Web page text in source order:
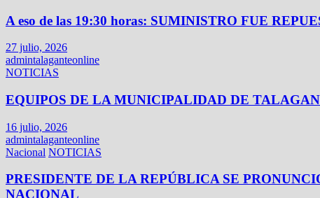
A eso de las 19:30 horas: SUMINISTRO FUE
27 julio, 2026
admintalaganteonline
NOTICIAS
EQUIPOS DE LA MUNICIPALIDAD DE
16 julio, 2026
admintalaganteonline
Nacional NOTICIAS
PRESIDENTE DE LA REPÚBLICA SE
NACIONAL